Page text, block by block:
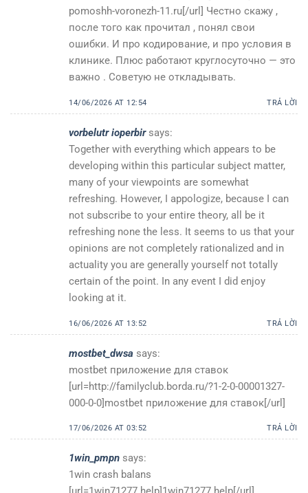
pomoshh-voronezh-11.ru[/url] Честно скажу ,
после того как прочитал , понял свои
ошибки. И про кодирование, и про условия в
клинике. Плюс работают круглосуточно — это
важно . Советую не откладывать.
14/06/2026 AT 12:54 TRẢ LỜI
vorbelutr ioperbir says:
Together with everything which appears to be
developing within this particular subject matter,
many of your viewpoints are somewhat
refreshing. However, I appologize, because I can
not subscribe to your entire theory, all be it
refreshing none the less. It seems to us that your
opinions are not completely rationalized and in
actuality you are generally yourself not totally
certain of the point. In any event I did enjoy
looking at it.
16/06/2026 AT 13:52 TRẢ LỜI
mostbet_dwsa says:
mostbet приложение для ставок
[url=http://familyclub.borda.ru/?1-2-0-00001327-
000-0-0]mostbet приложение для ставок[/url]
17/06/2026 AT 03:52 TRẢ LỜI
1win_pmpn says:
1win crash balans